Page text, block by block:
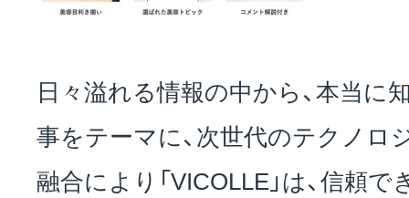
日々溢れる情報の中から、本当に
事をテーマに、次世代のテクノロ
融合により「VICOLLE」は、信頼